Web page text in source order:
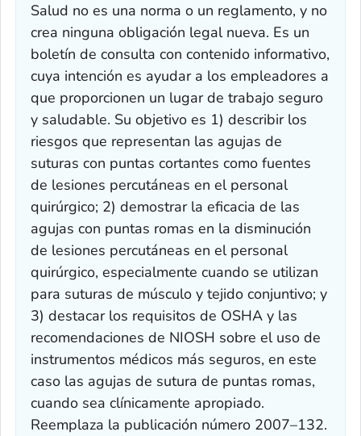
Salud no es una norma o un reglamento, y no
crea ninguna obligación legal nueva. Es un
boletín de consulta con contenido informativo,
cuya intención es ayudar a los empleadores a
que proporcionen un lugar de trabajo seguro
y saludable. Su objetivo es 1) describir los
riesgos que representan las agujas de
suturas con puntas cortantes como fuentes
de lesiones percutáneas en el personal
quirúrgico; 2) demostrar la eficacia de las
agujas con puntas romas en la disminución
de lesiones percutáneas en el personal
quirúrgico, especialmente cuando se utilizan
para suturas de músculo y tejido conjuntivo; y
3) destacar los requisitos de OSHA y las
recomendaciones de NIOSH sobre el uso de
instrumentos médicos más seguros, en este
caso las agujas de sutura de puntas romas,
cuando sea clínicamente apropiado.
Reemplaza la publicación número 2007–132.